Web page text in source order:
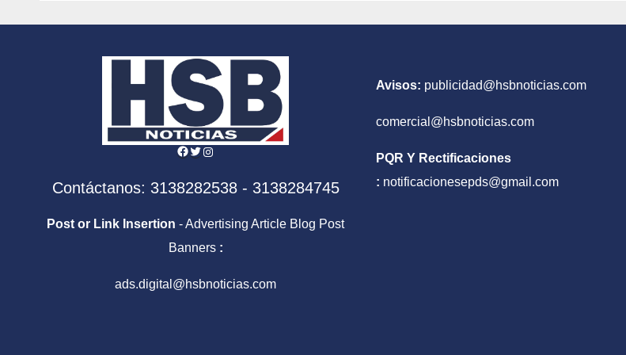
Facebook
Twitter
Instagram
Contáctanos: 3138282538 - 3138284745
Post or Link Insertion - Advertising Article Blog Post
Banners :
ads.digital@hsbnoticias.com
Avisos: publicidad@hsbnoticias.com
comercial@hsbnoticias.com
PQR Y Rectificaciones
: notificacionesepds@gmail.com